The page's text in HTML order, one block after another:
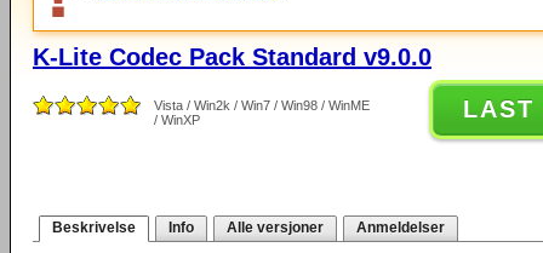
K-Lite Codec Pack Standard v9.0.0
Vista / Win2k / Win7 / Win98 / WinME
/ WinXP
LAST
Beskrivelse Info Alle versjoner Anmeldelser